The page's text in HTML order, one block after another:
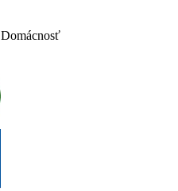
Domácnosť